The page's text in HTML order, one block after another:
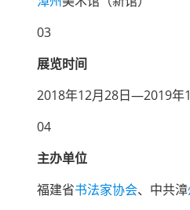
03
展览时间
2018年12月28日—2019年
04
主办单位
福建省书法家协会、中共漳